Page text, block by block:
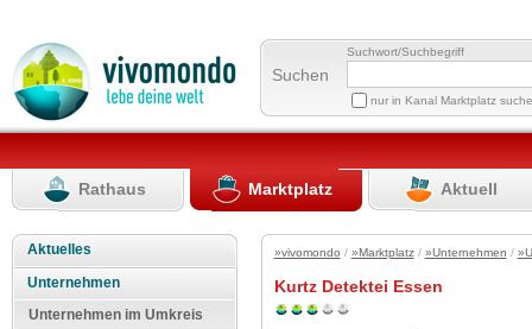
Suchen
Suchwort/Suchbegriff
nur in Kanal Marktplatz
Rathaus Marktplatz Aktuell
Aktuelles
Unternehmen
Unternehmen im Umkreis
»vivomondo / »Marktplatz/ »Unternehmen /
Kurtz Detektei Essen